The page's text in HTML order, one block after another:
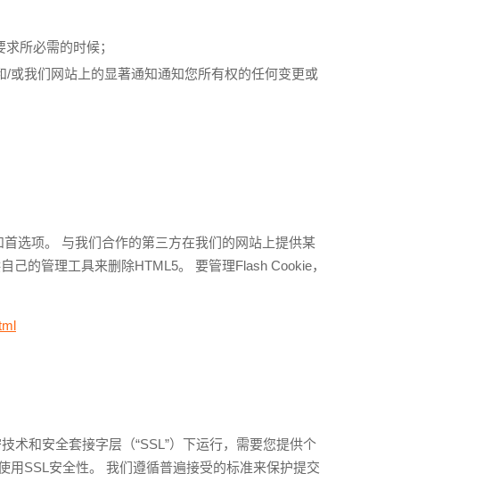
所必需的时候；
或我们网站上的显著通知通知您所有权的任何变更或
选项。 与我们合作的第三方在我们的网站上提供某
的管理工具来删除HTML5。 要管理Flash Cookie，
术和安全套接字层（“SSL”）下运行，需要您提供个
用SSL安全性。 我们遵循普遍接受的标准来保护提交